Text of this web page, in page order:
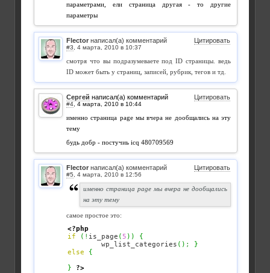
параметрами, ели страница другая - то другие
параметры
Flector написал(а) комментарий Цитировать
#3
смотря что вы подразумеваете под ID страницы. ведь
ID может быть у страниц, записей, рубрик, тегов и тд.
Сергей написал(а) комментарий Цитировать
#4
именно страница page мы вчера не дообщались на эту
тему
будь добр - постучиь icq 480709569
Flector написал(а) комментарий Цитировать
#5
именно страница page мы вчера не дообщались
на эту тему
самое простое это:
<?php
if
( ! is_page (5 ) )
{
	wp_list_categories
( ) ;
}
else
{
}
?>